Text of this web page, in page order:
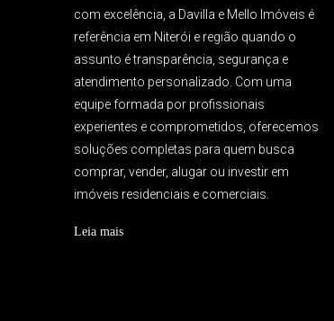
com excelência, a Davilla e Mello Imóveis é
referência em Niterói e região quando o
assunto é transparência, segurança e
atendimento personalizado. Com uma
equipe formada por profissionais
experientes e comprometidos, oferecemos
soluções completas para quem busca
comprar, vender, alugar ou investir em
imóveis residenciais e comerciais.
Leia mais